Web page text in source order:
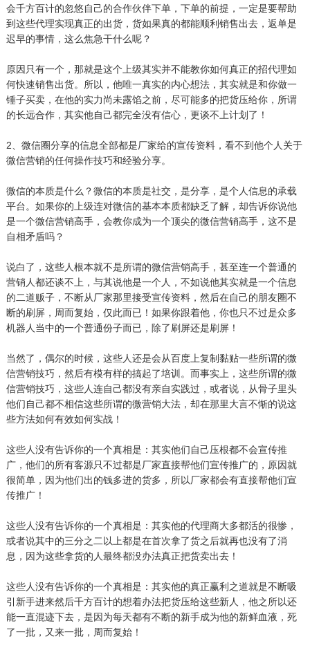
会千方百计的忽悠自己的合作伙伴下单，下单的前提，一定是要帮助
到这些代理实现真正的出货，货如果真的都能顺利销售出去，返单是
迟早的事情，这么焦急干什么呢？
原因只有一个，那就是这个上级其实并不能教你如何真正的招代理如
何快速销售出货。所以，他唯一真实的内心想法，其实就是和你做一
锤子买卖，在他的实力尚未露馅之前，尽可能多的把货压给你，所谓
的长远合作，其实他自己都完全没有信心，更谈不上计划了！
2、微信圈分享的信息全部都是厂家给的宣传资料，看不到他个人关于
微信营销的任何操作技巧和经验分享。
微信的本质是什么？微信的本质是社交，是分享，是个人信息的承载
平台。如果你的上级连对微信的基本本质都缺乏了解，却告诉你说他
是一个微信营销高手，会教你成为一个顶尖的微信营销高手，这不是
自相矛盾吗？
说白了，这些人根本就不是所谓的微信营销高手，甚至连一个普通的
营销人都还谈不上，与其说他是一个人，不如说他其实就是一个信息
的二道贩子，不断从厂家那里接受宣传资料，然后在自己的朋友圈不
断的刷屏，周而复始，仅此而已！如果你跟着他，你也只不过是众多
机器人当中的一个普通份子而已，除了刷屏还是刷屏！
当然了，偶尔的时候，这些人还是会从百度上复制黏贴一些所谓的微
信营销技巧，然后有模有样的搞起了培训。而事实上，这些所谓的微
信营销技巧，这些人连自己都没有亲自实践过，或者说，从骨子里头
他们自己都不相信这些所谓的微营销大法，却在那里大言不惭的说这
些方法如何有效如何实战！
这些人没有告诉你的一个真相是：其实他们自己压根都不会宣传推
广，他们的所有客源只不过都是厂家直接帮他们宣传推广的，原因就
很简单，因为他们出的钱多进的货多，所以厂家都会有直接帮他们宣
传推广！
这些人没有告诉你的一个真相是：其实他的代理商大多都活的很惨，
或者说其中的三分之二以上都是在首次拿了货之后就再也没有了消
息，因为这些拿货的人最终都没办法真正把货卖出去！
这些人没有告诉你的一个真相是：其实他的真正赢利之道就是不断吸
引新手进来然后千方百计的想着办法把货压给这些新人，他之所以还
能一直混迹下去，是因为每天都有不断的新手成为他的新鲜血液，死
了一批，又来一批，周而复始！